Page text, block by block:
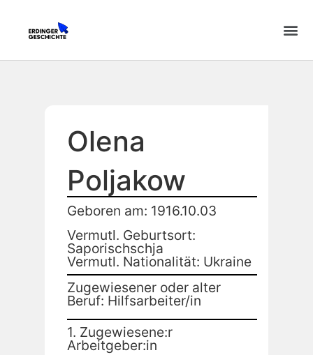
Olena
Poljakow
Geboren am: 1916.10.03
Vermutl. Geburtsort:
Saporischschja
Vermutl. Nationalität: Ukraine
Zugewiesener oder alter
Beruf: Hilfsarbeiter/in
1. Zugewiesene:r
Arbeitgeber:in